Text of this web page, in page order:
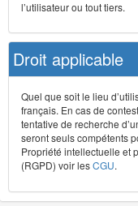
l’utilisateur ou tout tiers.
Droit applicable
Quel que soit le lieu
français. En cas de
tentative de recherche
seront seuls compétents
Propriété intellectuelle et
(RGPD) voir lesCGU.